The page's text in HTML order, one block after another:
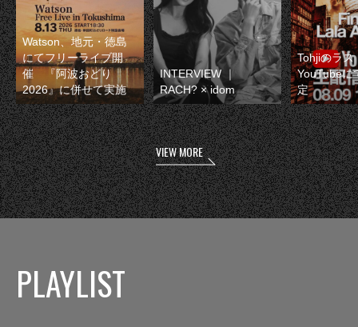
Watson、地元・徳島
にてフリーライブ開
催 『阿波おどり
2026』に併せて実施
INTERVIEW ｜
RACH? × idom
Tohjiのラス
YouTubeに
定
VIEW MORE
PLAYLIST